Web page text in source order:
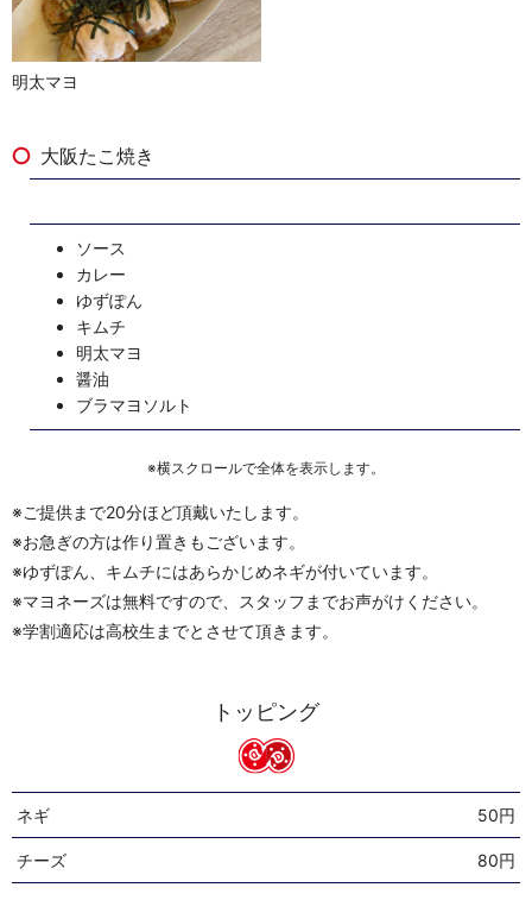
明太マヨ
大阪たこ焼き
ソース
カレー
ゆずぽん
キムチ
明太マヨ
醤油
ブラマヨソルト
※横スクロールで全体を表示します。
※ご提供まで20分ほど頂戴いたします。
※お急ぎの方は作り置きもございます。
※ゆずぽん、キムチにはあらかじめネギが付いています。
※マヨネーズは無料ですので、スタッフまでお声がけください。
※学割適応は高校生までとさせて頂きます。
トッピング
ネギ 50円
チーズ 80円